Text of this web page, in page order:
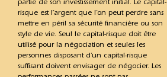
partie de son investissement initial. Le capital-
risque est l’argent que l’on peut perdre sans
mettre en péril sa sécurité financière ou son
style de vie. Seul le capital-risque doit être
utilisé pour la négociation et seules les
personnes disposant d’un capital-risque
suffisant doivent envisager de négocier. Les